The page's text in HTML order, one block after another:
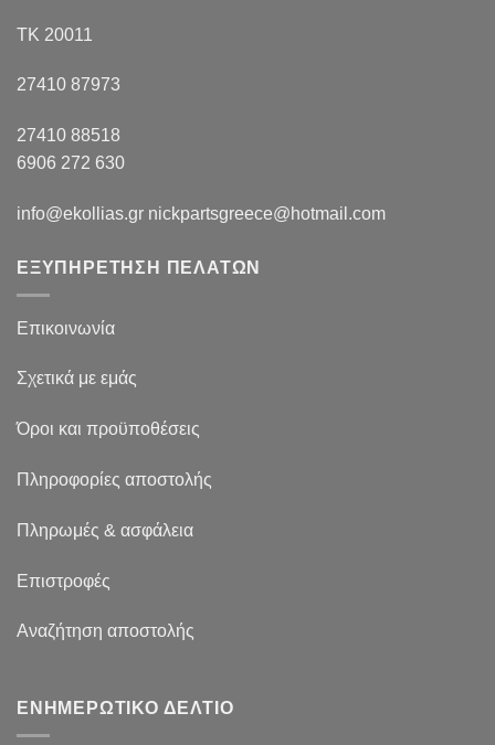
ΤΚ 20011
27410 87973
27410 88518
6906 272 630
info@ekollias.gr nickpartsgreece@hotmail.com
ΕΞΥΠΗΡΕΤΗΣΗ ΠΕΛΑΤΩΝ
Επικοινωνία
Σχετικά με εμάς
Όροι και προϋποθέσεις
Πληροφορίες αποστολής
Πληρωμές & ασφάλεια
Επιστροφές
Αναζήτηση αποστολής
ΕΝΗΜΕΡΩΤΙΚΟ ΔΕΛΤΙΟ